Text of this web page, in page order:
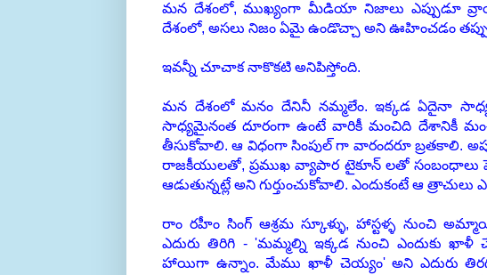
మన దేశంలో, ముఖ్యంగా మీడియా నిజాలు ఎప్పుడూ
దేశంలో, అసలు నిజం ఏమై ఉండొచ్చా అని ఊహించడం
ఇవన్నీ చూచాక నాకొకటి అనిపిస్తోంది.
మన దేశంలో మనం దేనినీ నమ్మలేం. ఇక్కడ ఏదైనా
సాధ్యమైనంత దూరంగా ఉంటే వారికీ మంచిది దేశానికీ
తీసుకోవాలి. ఆ విధంగా సింపుల్ గా వారందరూ బ్రతకాలి.
రాజకీయులతో, ప్రముఖ వ్యాపార టైకూన్ లతో సంబంధాలు
ఆడుతున్నట్లే అని గుర్తుంచుకోవాలి. ఎందుకంటే ఆ
రాం రహీం సింగ్ ఆశ్రమ స్కూళ్ళు, హాస్టళ్ళ నుంచి
ఎదురు తిరిగి - 'మమ్మల్ని ఇక్కడ నుంచి ఎందుకు
హాయిగా ఉన్నాం. మేము ఖాళీ చెయ్యం' అని ఎదురు